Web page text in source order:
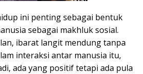
ini penting sebagai bentuk
sebagai makhluk sosial.
ibarat langit mendung tanpa
interaksi antar manusia itu,
ada yang positif tetapi ada pula